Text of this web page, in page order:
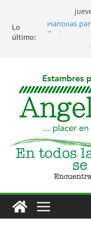
contenido
Lo
último:
Plantillas
Accesorios